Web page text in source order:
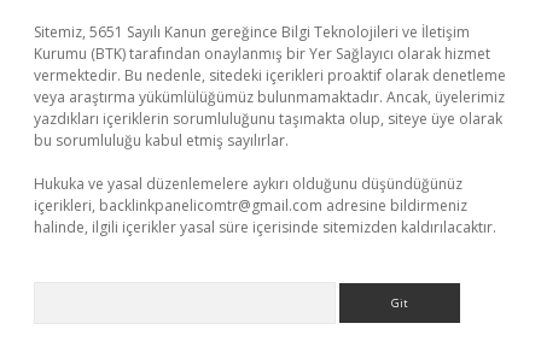
Sitemiz, 5651 Sayılı Kanun gereğince Bilgi Teknolojileri ve İletişim
Kurumu (BTK) tarafından onaylanmış bir Yer Sağlayıcı olarak hizmet
vermektedir. Bu nedenle, sitedeki içerikleri proaktif olarak denetleme
veya araştırma yükümlülüğümüz bulunmamaktadır. Ancak, üyelerimiz
yazdıkları içeriklerin sorumluluğunu taşımakta olup, siteye üye olarak
bu sorumluluğu kabul etmiş sayılırlar.
Hukuka ve yasal düzenlemelere aykırı olduğunu düşündüğünüz
içerikleri, backlinkpanelicomtr@gmail.com adresine bildirmeniz
halinde, ilgili içerikler yasal süre içerisinde sitemizden kaldırılacaktır.